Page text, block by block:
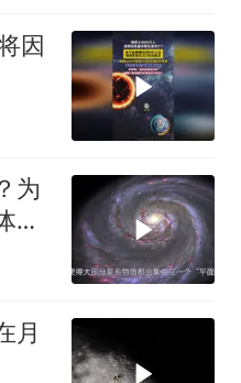
因
为
，
月